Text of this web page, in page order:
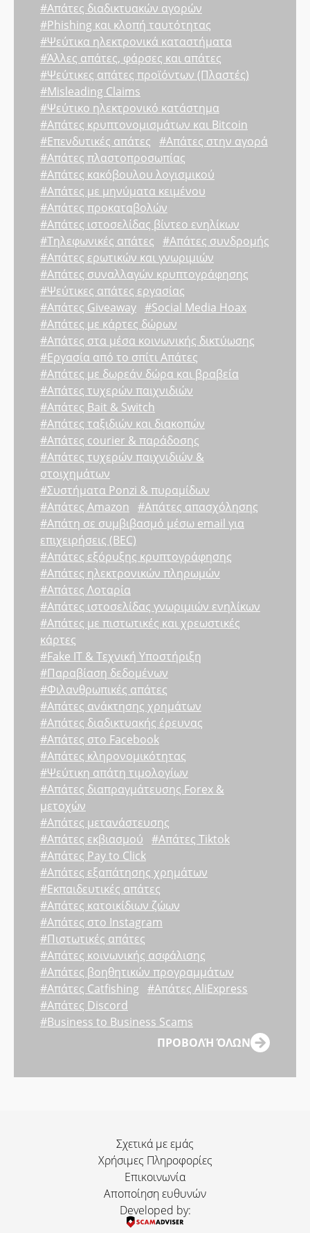
#Απάτες διαδικτυακών αγορών
#Phishing και κλοπή ταυτότητας
#Ψεύτικα ηλεκτρονικά καταστήματα
#Άλλες απάτες, φάρσες και απάτες
#Ψεύτικες απάτες προϊόντων (Πλαστές)
#Misleading Claims
#Ψεύτικο ηλεκτρονικό κατάστημα
#Απάτες κρυπτονομισμάτων και Bitcoin
#Επενδυτικές απάτες #Απάτες στην αγορά
#Απάτες πλαστοπροσωπίας
#Απάτες κακόβουλου λογισμικού
#Απάτες με μηνύματα κειμένου
#Απάτες προκαταβολών
#Απάτες ιστοσελίδας βίντεο ενηλίκων
#Τηλεφωνικές απάτες #Απάτες συνδρομής
#Απάτες ερωτικών και γνωριμιών
#Απάτες συναλλαγών κρυπτογράφησης
#Ψεύτικες απάτες εργασίας
#Απάτες Giveaway #Social Media Hoax
#Απάτες με κάρτες δώρων
#Απάτες στα μέσα κοινωνικής δικτύωσης
#Εργασία από το σπίτι Απάτες
#Απάτες με δωρεάν δώρα και βραβεία
#Απάτες τυχερών παιχνιδιών
#Απάτες Bait & Switch
#Απάτες ταξιδιών και διακοπών
#Απάτες courier & παράδοσης
#Απάτες τυχερών παιχνιδιών &
στοιχημάτων
#Συστήματα Ponzi & πυραμίδων
#Απάτες Amazon #Απάτες απασχόλησης
#Απάτη σε συμβιβασμό μέσω email για
επιχειρήσεις (BEC)
#Απάτες εξόρυξης κρυπτογράφησης
#Απάτες ηλεκτρονικών πληρωμών
#Απάτες Λοταρία
#Απάτες ιστοσελίδας γνωριμιών ενηλίκων
#Απάτες με πιστωτικές και χρεωστικές
κάρτες
#Fake IT & Τεχνική Υποστήριξη
#Παραβίαση δεδομένων
#Φιλανθρωπικές απάτες
#Απάτες ανάκτησης χρημάτων
#Απάτες διαδικτυακής έρευνας
#Απάτες στο Facebook
#Απάτες κληρονομικότητας
#Ψεύτικη απάτη τιμολογίων
#Απάτες διαπραγμάτευσης Forex &
μετοχών
#Απάτες μετανάστευσης
#Απάτες εκβιασμού #Απάτες Tiktok
#Απάτες Pay to Click
#Απάτες εξαπάτησης χρημάτων
#Εκπαιδευτικές απάτες
#Απάτες κατοικίδιων ζώων
#Απάτες στο Instagram
#Πιστωτικές απάτες
#Απάτες κοινωνικής ασφάλισης
#Απάτες βοηθητικών προγραμμάτων
#Απάτες Catfishing #Απάτες AliExpress
#Απάτες Discord
#Business to Business Scams
ΠΡΟΒΟΛΉ ΌΛΩΝ
Σχετικά με εμάς
Χρήσιμες Πληροφορίες
Επικοινωνία
Αποποίηση ευθυνών
Developed by: